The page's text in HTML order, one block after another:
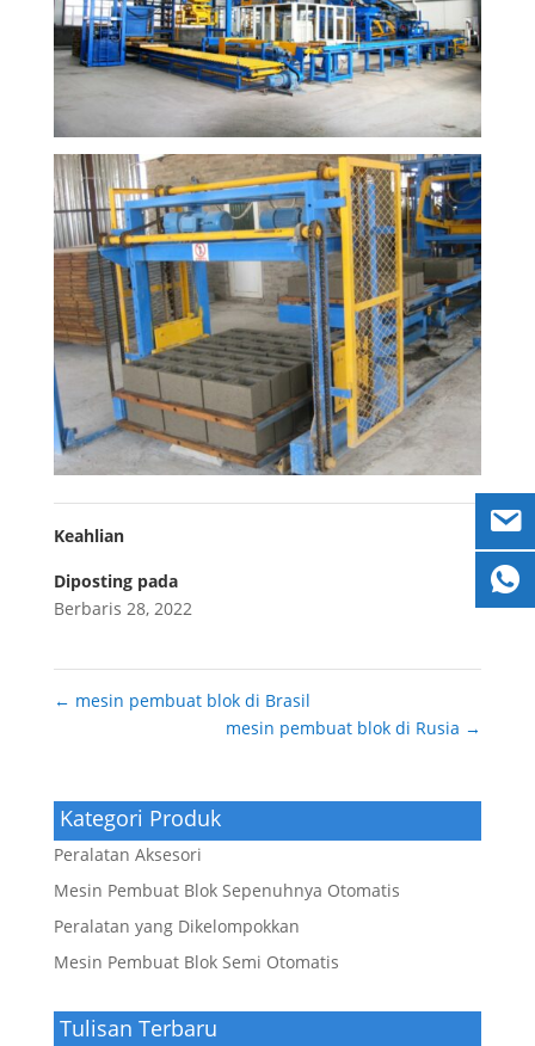
Keahlian
Diposting pada
Berbaris 28, 2022
← mesin pembuat blok di Brasil
mesin pembuat blok di Rusia →
Kategori Produk
Peralatan Aksesori
Mesin Pembuat Blok Sepenuhnya Otomatis
Peralatan yang Dikelompokkan
Mesin Pembuat Blok Semi Otomatis
Tulisan Terbaru